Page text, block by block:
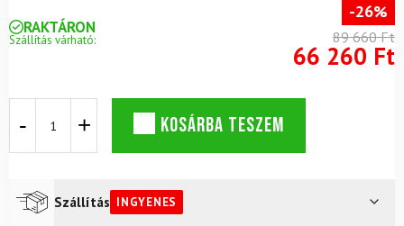
RAKTÁRON
Szállítás várható:
-26%
89 660 Ft
66 260 Ft
női
Campagnolo
KOSÁRBA TESZEM
Szállítás INGYENES